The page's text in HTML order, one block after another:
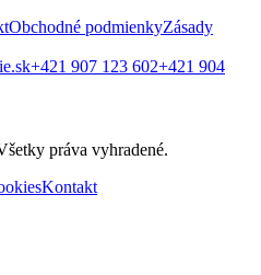
Obchodné podmienkyZásady
+421 907 123 602+421 904
práva vyhradené.
Kontakt